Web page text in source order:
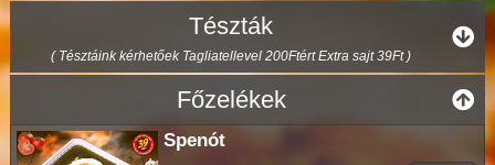
Tészták
( Tésztáink kérhetőek Tagliatellevel 200Ftért Extra sajt 39Ft )
Főzelékek
Spenót